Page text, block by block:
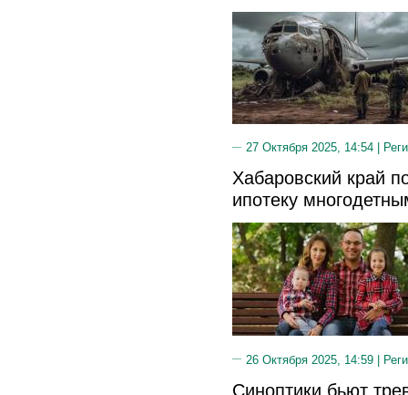
27 Октября 2025, 14:54 |
Хабаровский край
ипотеку
26 Октября 2025, 14:59 |
Синоптики бьют